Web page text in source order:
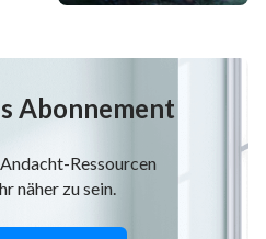
Abonnement
Ressourcen
näher zu sein.